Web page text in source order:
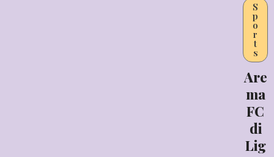
S
p
o
r
t
s
Are
ma
FC
di
Lig